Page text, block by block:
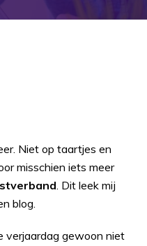
Niet op taartjes en
misschien iets meer
. Dit leek mij
blog.
verjaardag gewoon niet